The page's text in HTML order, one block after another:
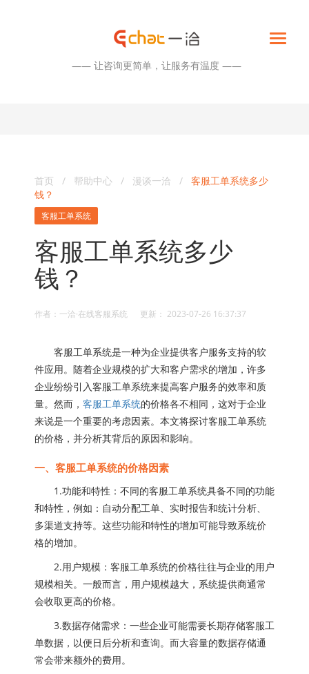
—— 让咨询更简单，让服务有温度 ——
首页 / 帮助中心 / 漫谈一洽 / 客服工单系统多少
钱？
客服工单系统
客服工单系统多少
钱？
作者：一洽·在线客服系统 更新： 2023-07-26 16:37:37
客服工单系统是一种为企业提供客户服务支持的软
件应用。随着企业规模的扩大和客户需求的增加，许多
企业纷纷引入客服工单系统来提高客户服务的效率和质
量。然而， 客服工单系统的价格各不相同，这对于企业
来说是一个重要的考虑因素。本文将探讨客服工单系统
的价格，并分析其背后的原因和影响。
一、客服工单系统的价格因素
1.功能和特性：不同的客服工单系统具备不同的功能
和特性，例如：自动分配工单、实时报告和统计分析、
多渠道支持等。这些功能和特性的增加可能导致系统价
格的增加。
2.用户规模：客服工单系统的价格往往与企业的用户
规模相关。一般而言，用户规模越大，系统提供商通常
会收取更高的价格。
3.数据存储需求：一些企业可能需要长期存储客服工
单数据，以便日后分析和查询。而大容量的数据存储通
常会带来额外的费用。